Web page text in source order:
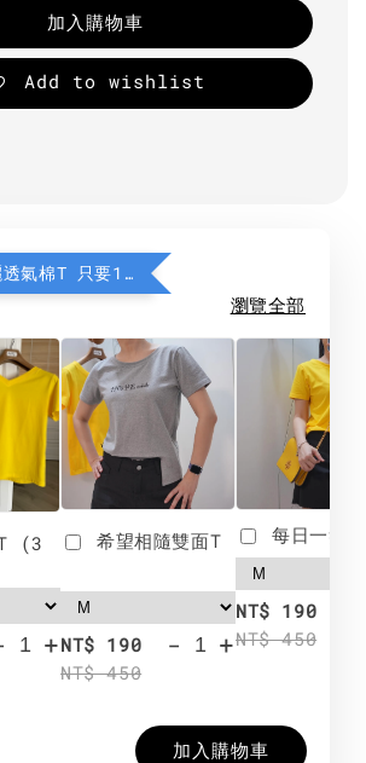
加入購物車
Add to wishlist
加購 MIT防曬透氣棉T 只要190元
瀏覽全部
(3
+
希望相隨雙面T
NT$ 190
NT$ 450
- +
每日一笑
NT$ 190
NT$ 450
加入購物車